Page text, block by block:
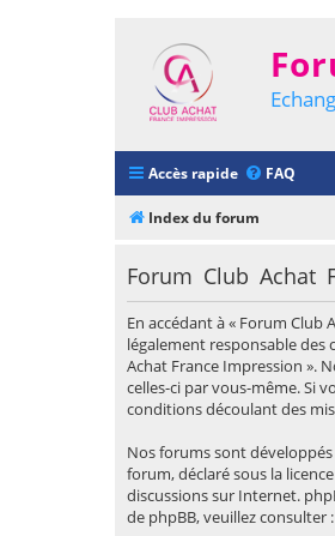
Accès rapide FAQ
Index du forum
Forum Club Achat
En accédant à « Forum Club
légalement responsable des
Achat France Impression ».
celles-ci par vous-même. Si
conditions découlant des
Nos forums sont développés
forum, déclaré sous la
discussions sur Internet.
de phpBB, veuillez consulter :